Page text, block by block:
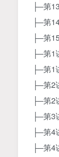
├─第
├─第
├─第
├─第1
├─第1
├─第2
├─第2
├─第3
├─第4
├─第4